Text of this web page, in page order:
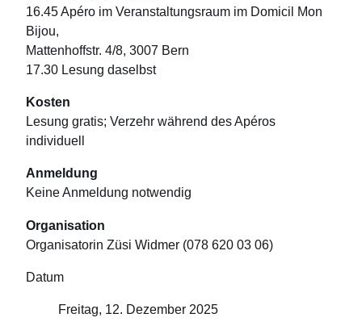
16.45 Apéro im Veranstaltungsraum im Domicil Mon
Bijou,
Mattenhoffstr. 4/8, 3007 Bern
17.30 Lesung daselbst
Kosten
Lesung gratis; Verzehr während des Apéros
individuell
Anmeldung
Keine Anmeldung notwendig
Organisation
Organisatorin Züsi Widmer (078 620 03 06)
Datum
Freitag, 12. Dezember 2025